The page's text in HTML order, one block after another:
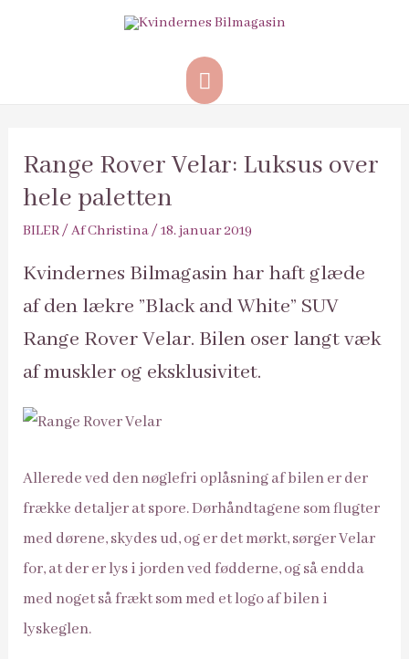
Hovedmenu
Range Rover Velar: Luksus over
hele paletten
BILER/ AfChristina/18. januar 2019
Kvindernes Bilmagasin har haft glæde
af den lækre ”Black and White” SUV
Range Rover Velar. Bilen oser langt væk
af muskler og eksklusivitet.
Allerede ved den nøglefri oplåsning af bilen er der
frække detaljer at spore. Dørhåndtagene som flugter
med dørene, skydes ud, og er det mørkt, sørger Velar
for, at der er lys i jorden ved fødderne, og så endda
med noget så frækt som med et logo af bilen i
lyskeglen.